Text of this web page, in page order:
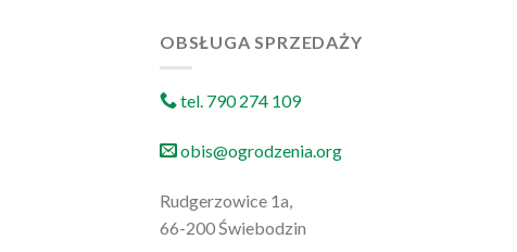
OBSŁUGA SPRZEDAŻY
tel. 790 274 109
obis@ogrodzenia.org
Rudgerzowice 1a,
66-200 Świebodzin